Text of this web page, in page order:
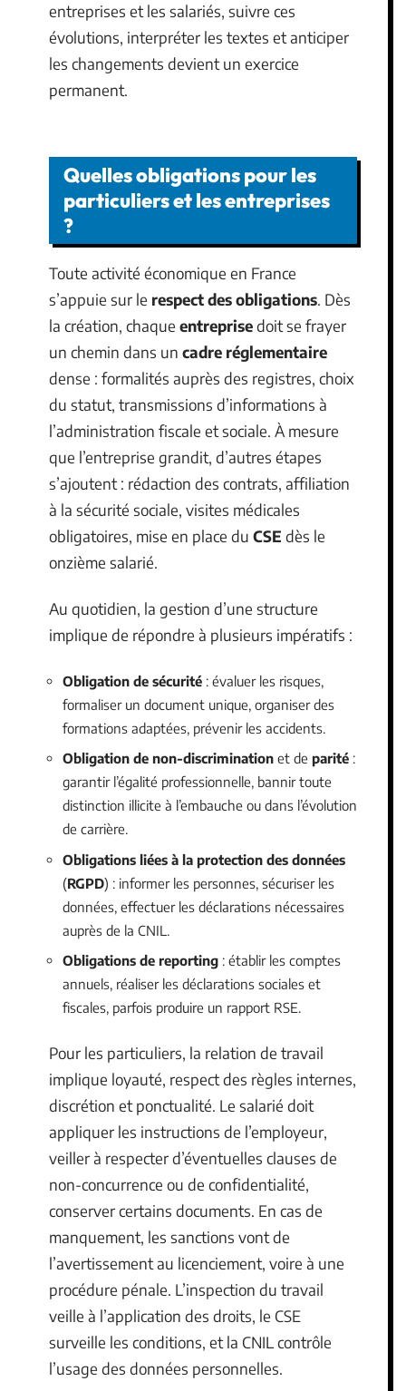
entreprises et les salariés, suivre ces
évolutions, interpréter les textes et anticiper
les changements devient un exercice
permanent.
Quelles obligations pour les
particuliers et les entreprises
?
Toute activité économique en France
s’appuie sur le respect des obligations. Dès
la création, chaque entreprisedoit se frayer
un chemin dans un cadre réglementaire
dense : formalités auprès des registres, choix
du statut, transmissions d’informations à
l’administration fiscale et sociale. À mesure
que l’entreprise grandit, d’autres étapes
s’ajoutent : rédaction des contrats, affiliation
à la sécurité sociale, visites médicales
obligatoires, mise en place du CSE dès le
onzième salarié.
Au quotidien, la gestion d’une structure
implique de répondre à plusieurs impératifs :
Obligation de sécurité : évaluer les risques,
formaliser un document unique, organiser des
formations adaptées, prévenir les accidents.
Obligation de non-discrimination et de parité :
garantir l’égalité professionnelle, bannir toute
distinction illicite à l’embauche ou dans l’évolution
de carrière.
Obligations liées à la protection des données
(RGPD) : informer les personnes, sécuriser les
données, effectuer les déclarations nécessaires
auprès de la CNIL.
Obligations de reporting : établir les comptes
annuels, réaliser les déclarations sociales et
fiscales, parfois produire un rapport RSE.
Pour les particuliers, la relation de travail
implique loyauté, respect des règles internes,
discrétion et ponctualité. Le salarié doit
appliquer les instructions de l’employeur,
veiller à respecter d’éventuelles clauses de
non-concurrence ou de confidentialité,
conserver certains documents. En cas de
manquement, les sanctions vont de
l’avertissement au licenciement, voire à une
procédure pénale. L’inspection du travail
veille à l’application des droits, le CSE
surveille les conditions, et la CNIL contrôle
l’usage des données personnelles.